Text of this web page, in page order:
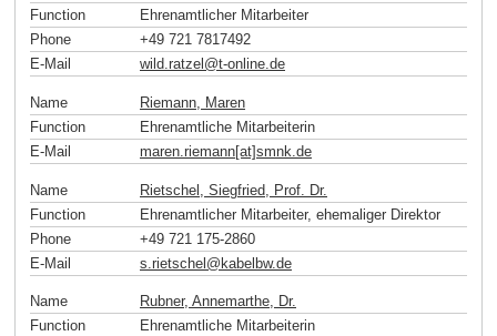
Function
Ehrenamtlicher Mitarbeiter
Phone
+49 721 7817492
E-Mail
wild.ratzel @t-online de
Name
Riemann, Maren
Function
Ehrenamtliche Mitarbeiterin
E-Mail
maren.riemann[at]smnk de
Name
Rietschel, Siegfried, Prof. Dr.
Function
Ehrenamtlicher Mitarbeiter, ehemaliger Direktor
Phone
+49 721 175-2860
E-Mail
s.rietschel@kabelbw.de
Name
Rubner, Annemarthe, Dr.
Function
Ehrenamtliche Mitarbeiterin